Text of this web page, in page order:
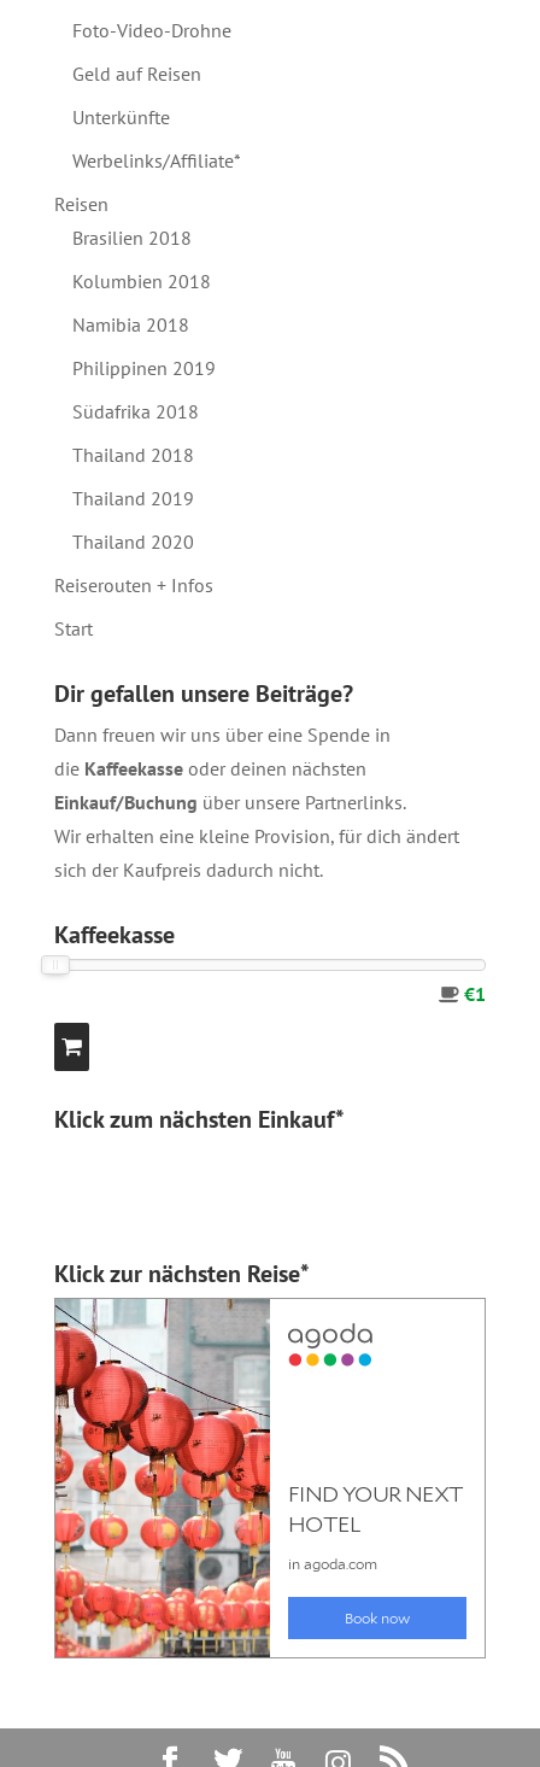
Foto-Video-Drohne
Geld auf Reisen
Unterkünfte
Werbelinks/Affiliate*
Reisen
Brasilien 2018
Kolumbien 2018
Namibia 2018
Philippinen 2019
Südafrika 2018
Thailand 2018
Thailand 2019
Thailand 2020
Reiserouten + Infos
Start
Dir gefallen unsere Beiträge?
Dann freuen wir uns über eine Spende in
die Kaffeekasseoder deinen nächsten
Einkauf/Buchung über unsere Partnerlinks.
Wir erhalten eine kleine Provision, für dich ändert
sich der Kaufpreis dadurch nicht.
Kaffeekasse
€1
Klick zum nächsten Einkauf*
Klick zur nächsten Reise*